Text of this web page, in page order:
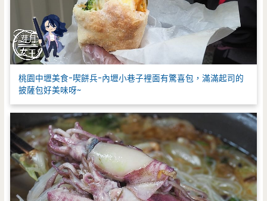
桃園中壢美食-喫餅兵-內壢小巷子裡面有驚喜包，滿滿起司的
披薩包好美味呀~